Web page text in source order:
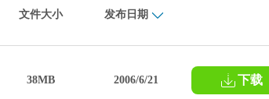
文件大小 发布日期
38MB 2006/6/21 下载